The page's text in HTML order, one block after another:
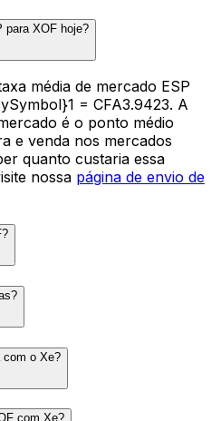
para XOF hoje?
média de mercado ESP
= CFA3.9423. A
é o ponto médio
e venda nos mercados
quanto custaria essa
nossa página de envio de
com o Xe?
com Xe?